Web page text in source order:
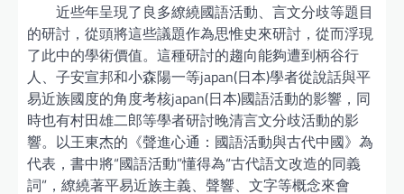
近些年呈現了良多繚繞國語活動、言文分歧等題目
的研討，從頭將這些議題作為思惟史來研討，從而浮現
了此中的學術價值。這種研討的趨向能夠遭到柄谷行
人、子安宣邦和小森陽一等japan(日本)學者從說話與平
易近族國度的角度考核japan(日本)國語活動的影響，同
時也有村田雄二郎等學者研討晚清言文分歧活動的影
響。以王東杰的《聲進心通：國語活動與古代中國》為
代表，書中將“國語活動”懂得為“古代語文改造的同義
詞”，繚繞著平易近族主義、聲響、文字等概念來會